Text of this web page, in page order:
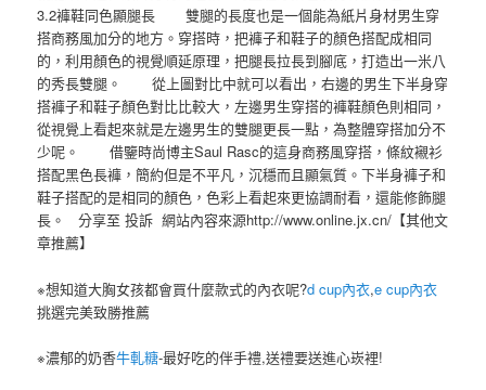
3.2褲鞋同色顯腿長 雙腿的長度也是一個能為紙片身材男生穿
搭商務風加分的地方。穿搭時，把褲子和鞋子的顏色搭配成相同
的，利用顏色的視覺順延原理，把腿長拉長到腳底，打造出一米八
的秀長雙腿。 從上圖對比中就可以看出，右邊的男生下半身穿
搭褲子和鞋子顏色對比比較大，左邊男生穿搭的褲鞋顏色則相同，
從視覺上看起來就是左邊男生的雙腿更長一點，為整體穿搭加分不
少呢。 借鑒時尚博主Saul Rasc的這身商務風穿搭，條紋襯衫
搭配黑色長褲，簡約但是不平凡，沉穩而且顯氣質。下半身褲子和
鞋子搭配的是相同的顏色，色彩上看起來更協調耐看，還能修飾腿
長。 分享至 投訴 網站內容來源http://www.online.jx.cn/【其他文
章推薦】
※想知道大胸女孩都會買什麼款式的內衣呢?d cup內衣,e cup內衣
挑選完美致勝推薦
※濃郁的奶香牛軋糖-最好吃的伴手禮,送禮要送進心崁裡!